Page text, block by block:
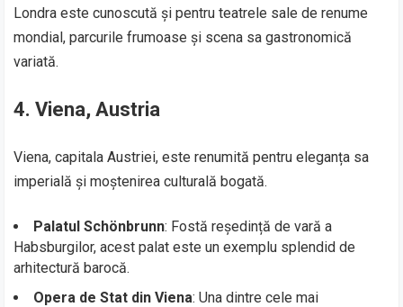
Londra este cunoscută și pentru teatrele sale de renume
mondial, parcurile frumoase și scena sa gastronomică
variată.
4. Viena, Austria
Viena, capitala Austriei, este renumită pentru eleganța sa
imperială și moștenirea culturală bogată.
Palatul Schönbrunn: Fostă reședință de vară a
Habsburgilor, acest palat este un exemplu splendid de
arhitectură barocă.
Opera de Stat din Viena: Una dintre cele mai